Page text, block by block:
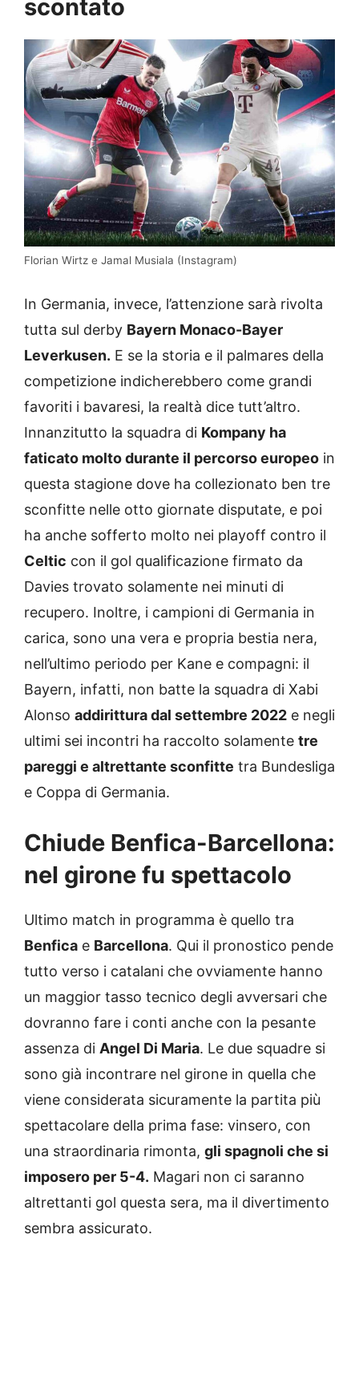
scontato
Florian Wirtz e Jamal Musiala (Instagram)
In Germania, invece, l’attenzione sarà rivolta
tutta sul derby Bayern Monaco-Bayer
Leverkusen. E se la storia e il palmares della
competizione indicherebbero come grandi
favoriti i bavaresi, la realtà dice tutt’altro.
Innanzitutto la squadra di Kompany ha
faticato molto durante il percorso europeo in
questa stagione dove ha collezionato ben tre
sconfitte nelle otto giornate disputate, e poi
ha anche sofferto molto nei playoff contro il
Celtic con il gol qualificazione firmato da
Davies trovato solamente nei minuti di
recupero. Inoltre, i campioni di Germania in
carica, sono una vera e propria bestia nera,
nell’ultimo periodo per Kane e compagni: il
Bayern, infatti, non batte la squadra di Xabi
Alonso addirittura dal settembre 2022 e negli
ultimi sei incontri ha raccolto solamente tre
pareggi e altrettante sconfitte tra Bundesliga
e Coppa di Germania.
Chiude Benfica-Barcellona:
nel girone fu spettacolo
Ultimo match in programma è quello tra
Benfica e Barcellona. Qui il pronostico pende
tutto verso i catalani che ovviamente hanno
un maggior tasso tecnico degli avversari che
dovranno fare i conti anche con la pesante
assenza di Angel Di Maria. Le due squadre si
sono già incontrare nel girone in quella che
viene considerata sicuramente la partita più
spettacolare della prima fase: vinsero, con
una straordinaria rimonta, gli spagnoli che si
imposero per 5-4. Magari non ci saranno
altrettanti gol questa sera, ma il divertimento
sembra assicurato.